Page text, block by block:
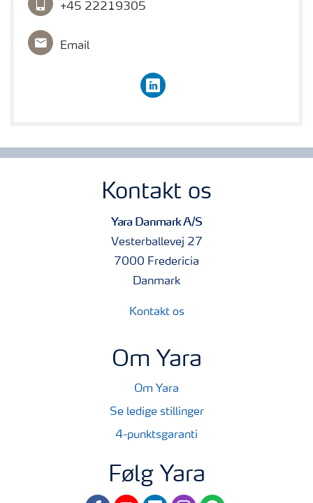
+45 22219305
Email
linkedin
Kontakt os
Yara Danmark A/S
Vesterballevej 27
7000 Fredericia
Danmark
Kontakt os
Om Yara
Om Yara
Se ledige stillinger
4-punktsgaranti
Følg Yara